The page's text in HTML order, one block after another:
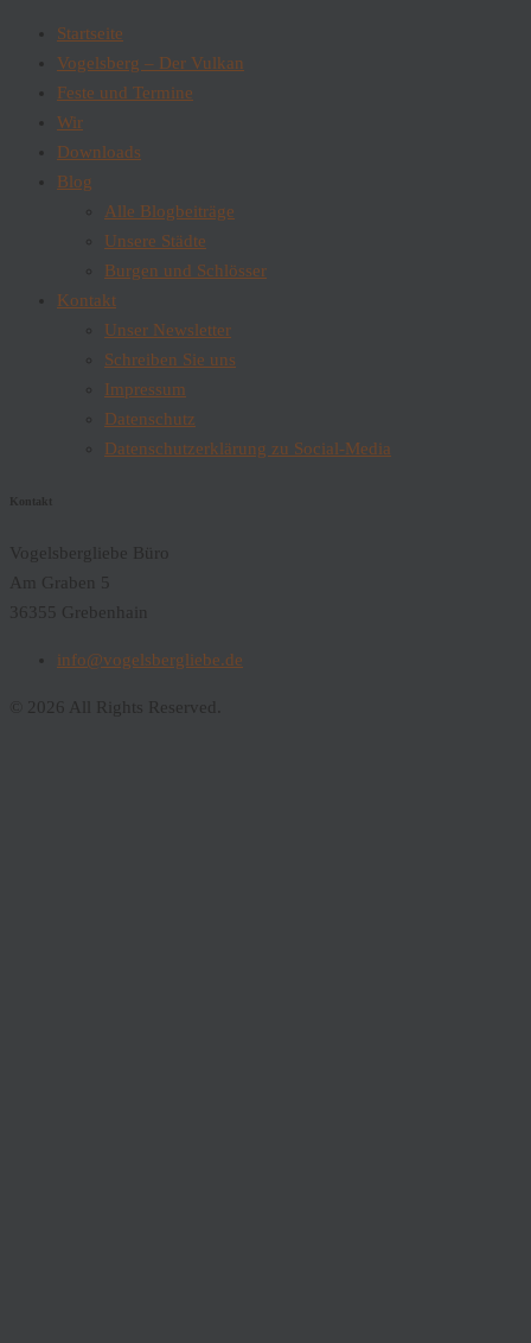
Startseite
Vogelsberg – Der Vulkan
Feste und Termine
Wir
Downloads
Blog
Alle Blogbeiträge
Unsere Städte
Burgen und Schlösser
Kontakt
Unser Newsletter
Schreiben Sie uns
Impressum
Datenschutz
Datenschutzerklärung zu Social-Media
Kontakt
Vogelsbergliebe Büro
Am Graben 5
36355 Grebenhain
info@vogelsbergliebe.de
© 2026 All Rights Reserved.